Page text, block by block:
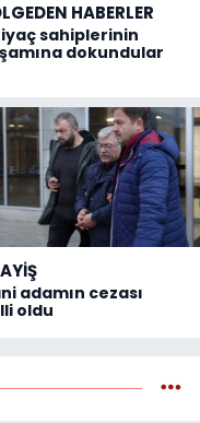
HABERLER
sahiplerinin
dokundular
adamın cezası
oldu